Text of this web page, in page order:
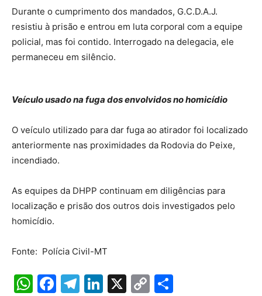
Durante o cumprimento dos mandados, G.C.D.A.J.
resistiu à prisão e entrou em luta corporal com a equipe
policial, mas foi contido. Interrogado na delegacia, ele
permaneceu em silêncio.
Veículo usado na fuga dos envolvidos no homicídio
O veículo utilizado para dar fuga ao atirador foi localizado
anteriormente nas proximidades da Rodovia do Peixe,
incendiado.
As equipes da DHPP continuam em diligências para
localização e prisão dos outros dois investigados pelo
homicídio.
Fonte: Polícia Civil-MT
W F
T
Li X
C